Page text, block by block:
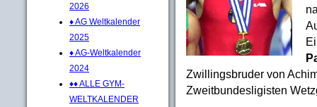
2026
♦ AG Weltkalender
2025
♦ AG-Weltkalender
2024
♦♦ ALLE GYM-
WELTKALENDER
Zwillingsbruder von
Zweitbundesligisten